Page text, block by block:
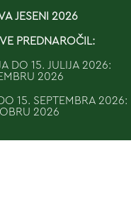
JESENI 2026
PREDNAROČIL:
DO 15. JULIJA 2026:
2026
15. SEPTEMBRA 2026:
2026